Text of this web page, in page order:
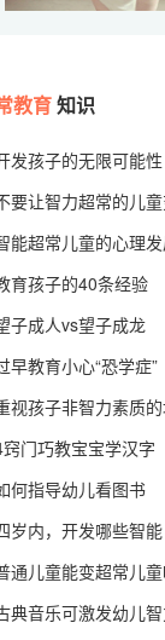
教育知识
发孩子的无限可能性
要让智力超常的儿
能超常儿童的心理
育孩子的40条经验
子成人vs望子成龙
早教育小心“恐学症”
视孩子非智力素质
门巧教宝宝学汉字
何指导幼儿看图书
岁内，开发哪些智能
通儿童能变超常儿
典音乐可激发幼儿